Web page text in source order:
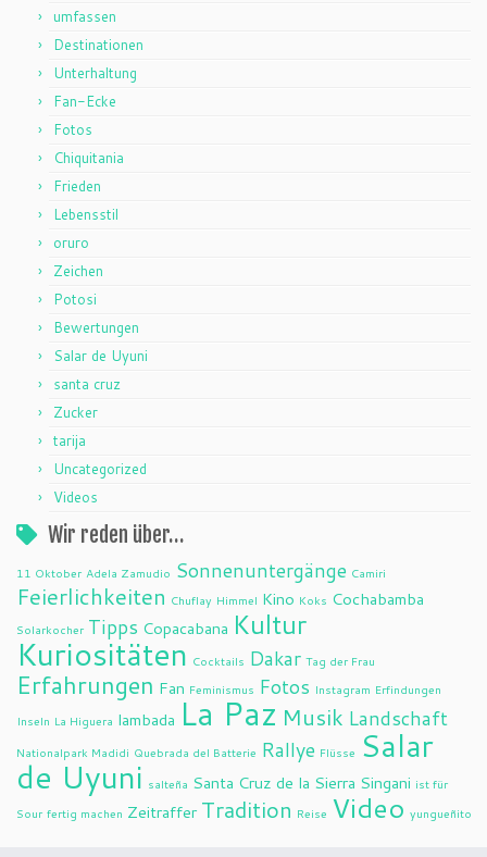
umfassen
Destinationen
Unterhaltung
Fan-Ecke
Fotos
Chiquitania
Frieden
Lebensstil
oruro
Zeichen
Potosi
Bewertungen
Salar de Uyuni
santa cruz
Zucker
tarija
Uncategorized
Videos
Wir reden über…
11 Oktober Adela Zamudio Sonnenuntergänge Camiri
Feierlichkeiten Chuflay Himmel Kino Koks Cochabamba
Solarkocher Tipps Copacabana Kultur
Kuriositäten Cocktails Dakar Tag der Frau
Erfahrungen Fan Feminismus Fotos Instagram Erfindungen
Inseln La Higuera lambada La Paz Musik Landschaft
Nationalpark Madidi Quebrada del Batterie Rallye Flüsse Salar
de Uyuni salteña Santa Cruz de la Sierra Singani ist für
Sour fertig machen Zeitraffer Tradition Reise Video yungueñito